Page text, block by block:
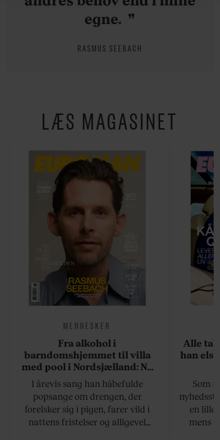
hermed i både voresprivatlivspolitikog cookiepolitik
egne.
RASMUS SEEBACH
LÆS MAGASINET
MENNESKER
Fra alkohol i
barndomshjemmet til villa
med pool i Nordsjælland: Nu
skal du høre sandheden om
Rasmus Seebach
I årevis sang han håbefulde
popsange om drengen, der
forelsker sig i pigen, farer vild i
nattens fristelser og alligevel
Alle
han
Som
en lille
mens